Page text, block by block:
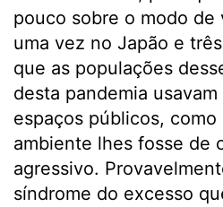
pouco sobre o modo
uma vez no Japão e
que as populações
desta pandemia
espaços públicos, como
ambiente lhes fosse de
agressivo.
síndrome do excesso